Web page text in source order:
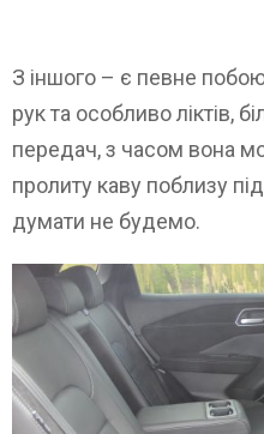
З іншого – є певне
рук та особливо ліктів,
передач, з часом вона
пролиту каву поблизу
думати не будемо.